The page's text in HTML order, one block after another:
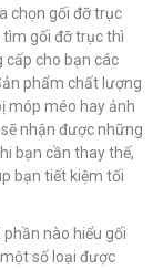
chọn gối đỡ trục
tìm gối đỡ trục thì
cấp cho bạn các
phẩm chất lượng
móp méo hay ảnh
nhận được những
bạn cần thay thế,
bạn tiết kiệm tối
nào hiểu gối
số loại được